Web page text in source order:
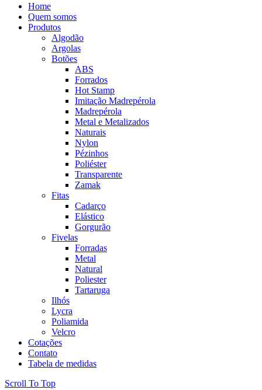
Home
Quem somos
Produtos
Algodão
Argolas
Botões
ABS
Forrados
Hot Stamp
Imitação Madrepérola
Madrepérola
Metal e Metalizados
Naturais
Nylon
Pézinhos
Poliéster
Transparente
Zamak
Fitas
Cadarço
Elástico
Gorgurão
Fivelas
Forradas
Metal
Natural
Poliester
Tartaruga
Ilhós
Lycra
Poliamida
Velcro
Cotações
Contato
Tabela de medidas
Scroll To Top